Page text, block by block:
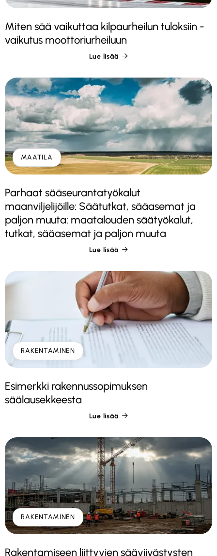
Miten sää vaikuttaa kilpaurheilun tuloksiin -
vaikutus moottoriurheiluun
Lue lisää 
MAATILA
Parhaat sääseurantatyökalut
maanviljelijöille: Säätutkat, sääasemat ja
paljon muuta: maatalouden säätyökalut,
tutkat, sääasemat ja paljon muuta
Lue lisää 
RAKENTAMINEN
Esimerkki rakennussopimuksen
säälausekkeesta
Lue lisää 
RAKENTAMINEN
Rakentamiseen liittyvien sääviivästysten